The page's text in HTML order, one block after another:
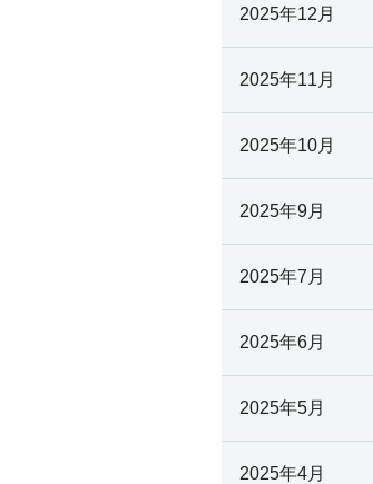
2025年12月
2025年11月
2025年10月
2025年9月
2025年7月
2025年6月
2025年5月
2025年4月